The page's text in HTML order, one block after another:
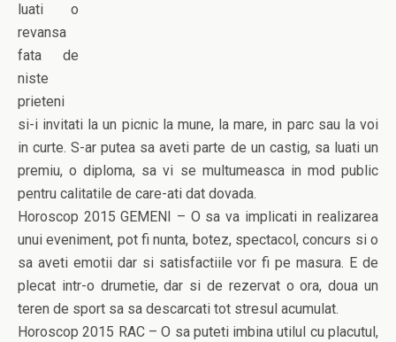
luati o
revansa
fata de
niste
prieteni
si-i invitati la un picnic la mune, la mare, in parc sau la voi
in curte. S-ar putea sa aveti parte de un castig, sa luati un
premiu, o diploma, sa vi se multumeasca in mod public
pentru calitatile de care-ati dat dovada.
Horoscop 2015 GEMENI – O sa va implicati in realizarea
unui eveniment, pot fi nunta, botez, spectacol, concurs si o
sa aveti emotii dar si satisfactiile vor fi pe masura. E de
plecat intr-o drumetie, dar si de rezervat o ora, doua un
teren de sport sa sa descarcati tot stresul acumulat.
Horoscop 2015 RAC – O sa puteti imbina utilul cu placutul,